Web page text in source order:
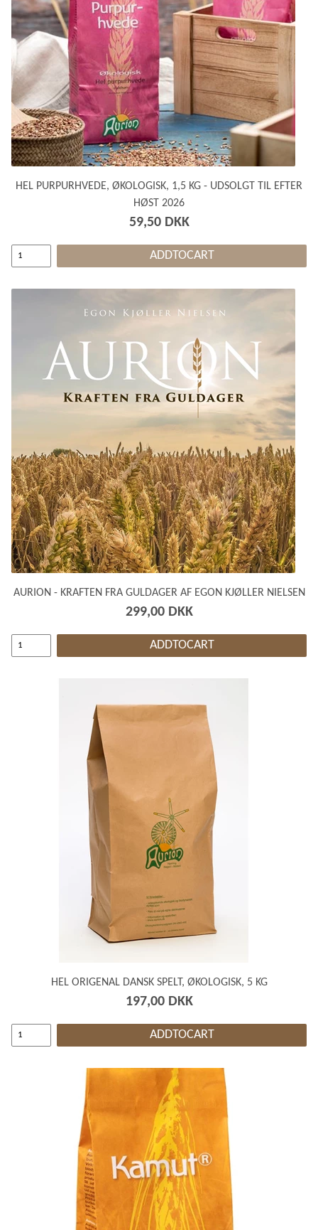
HEL PURPURHVEDE, ØKOLOGISK, 1,5 KG - UDSOLGT TIL EFTER
HØST 2026
59,50 DKK
ADDTOCART
AURION - KRAFTEN FRA GULDAGER AF EGON KJØLLER NIELSEN
299,00 DKK
ADDTOCART
HEL ORIGENAL DANSK SPELT, ØKOLOGISK, 5 KG
197,00 DKK
ADDTOCART